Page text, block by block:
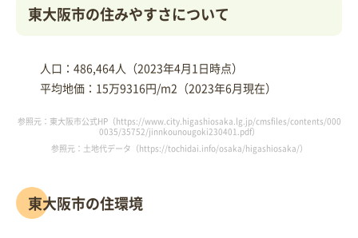
東大阪市の住みやすさについて
人口：486,464人（2023年4月1日時点）
平均地価：15万9316円/m2（2023年6月現在）
参照元：東大阪市公式HP（https://www.city.higashiosaka.lg.jp/cmsfiles/contents/000
0035/35752/jinnkounougoki230401.pdf）
参照元：土地代データ（https://tochidai.info/osaka/higashiosaka/）
東大阪市の住環境